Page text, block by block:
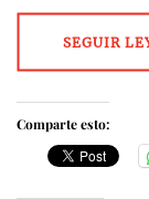
SEGUIR
Comparte esto: